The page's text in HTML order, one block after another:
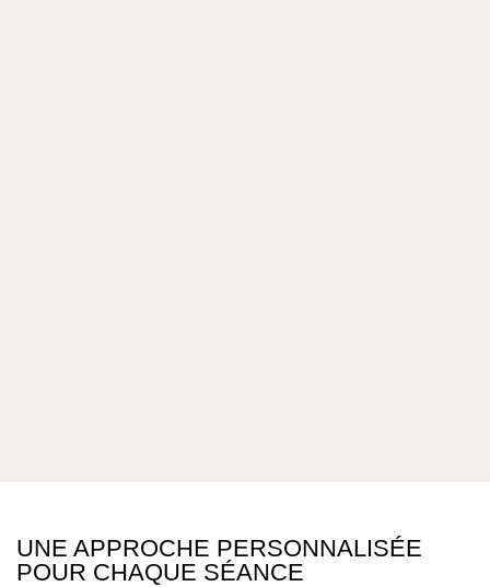
UNE APPROCHE PERSONNALISÉE
POUR CHAQUE SÉANCE